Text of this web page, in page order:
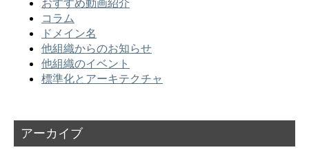
おすすめ動画紹介
コラム
ドメイン名
他組織からのお知らせ
他組織のイベント
標準化とアーキテクチャ
アーカイブ